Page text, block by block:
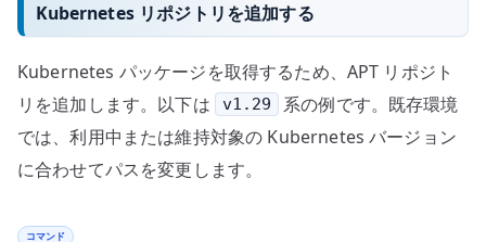
Kubernetes リポジトリを追加する
Kubernetes パッケージを取得するため、APT リポジト
リを追加します。以下は
v1.29
系の例です。既存環境
では、利用中または維持対象の Kubernetes バージョン
に合わせてパスを変更します。
コマンド